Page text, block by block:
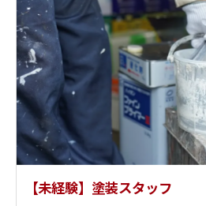
【未経験】塗装スタッフ